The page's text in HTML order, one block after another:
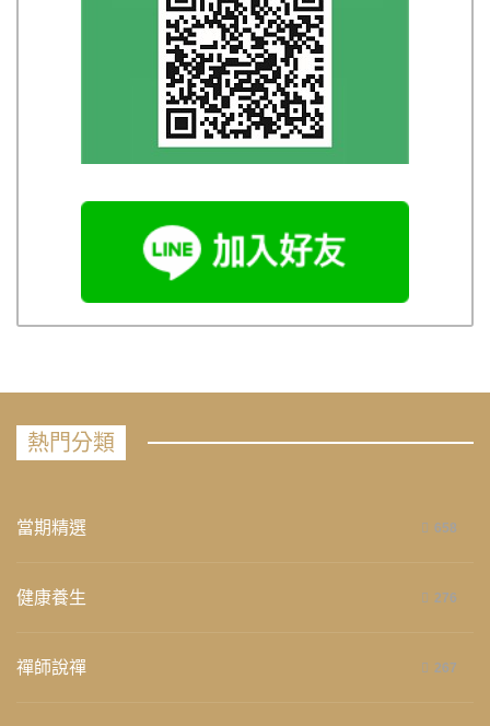
熱門分類
當期精選 658
健康養生 276
禪師說禪 267